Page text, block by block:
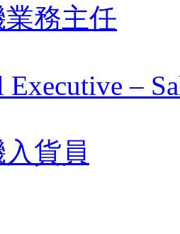
務主任
Executive –
貨員